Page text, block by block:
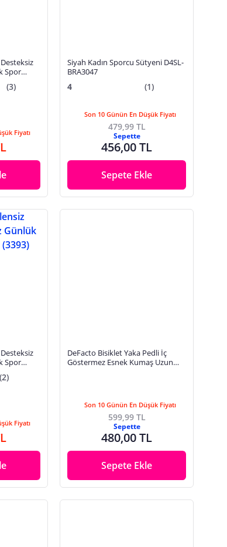
Spor
(3)
Fiyatı
Siyah Kadın Sporcu Sütyeni D4SL-
BRA3047
4 (1)
Son 10 Günün En Düşük Fiyatı
479,99 TL
Sepette
456,00 TL
Sepete Ekle
Spor
(2)
Fiyatı
DeFacto Bisiklet Yaka Pedli İç
Göstermez Esnek Kumaş Uzun
Son 10 Günün En Düşük Fiyatı
599,99 TL
Sepette
480,00 TL
Sepete Ekle